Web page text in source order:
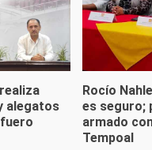
alegatos
Rocío
es seguro;
armado
Tempoal